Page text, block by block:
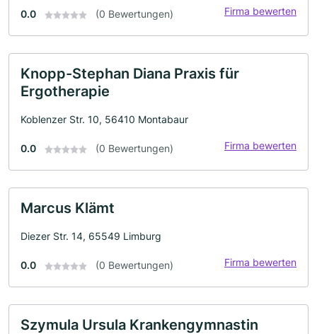
0.0 (0 Bewertungen) Firma bewerten
Knopp-Stephan Diana Praxis für
Ergotherapie
Koblenzer Str. 10, 56410 Montabaur
0.0 (0 Bewertungen) Firma bewerten
Marcus Klämt
Diezer Str. 14, 65549 Limburg
0.0 (0 Bewertungen) Firma bewerten
Szymula Ursula Krankengymnastin